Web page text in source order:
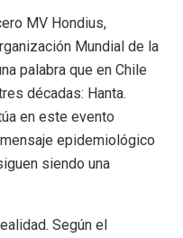
MV Hondius,
Mundial de la
palabra que en Chile
décadas: Hanta.
en este evento
epidemiológico
siendo una
Según el